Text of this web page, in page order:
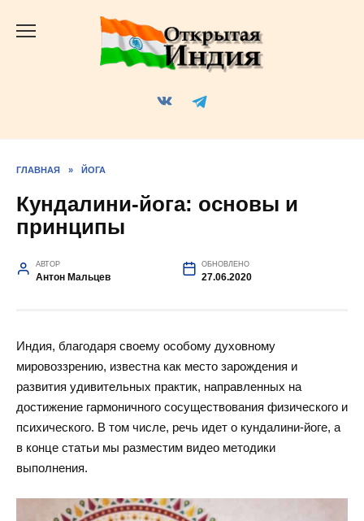
ГЛАВНАЯ » ЙОГА
Кундалини-йога: основы и
принципы
АВТОР
Антон Мальцев
ОБНОВЛЕНО
27.06.2020
Индия, благодаря своему особому духовному
мировоззрению, известна как место зарождения и
развития удивительных практик, направленных на
достижение гармоничного сосуществования физического и
психического. В том числе, речь идет о кундалини-йоге, а
в конце статьи мы разместим видео методики
выполнения.